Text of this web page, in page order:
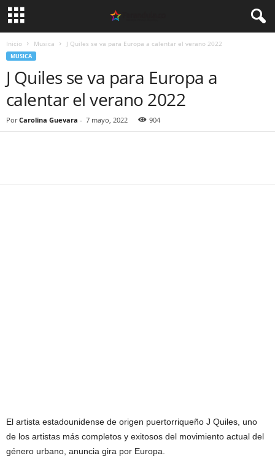
Inicio Musica J Quiles se va para Europa a calentar el verano 2022
MUSICA
J Quiles se va para Europa a
calentar el verano 2022
Por Carolina Guevara - 7 mayo, 2022 904
El artista estadounidense de origen puertorriqueño J Quiles, uno
de los artistas más completos y exitosos del movimiento actual del
género urbano, anuncia gira por Europa.